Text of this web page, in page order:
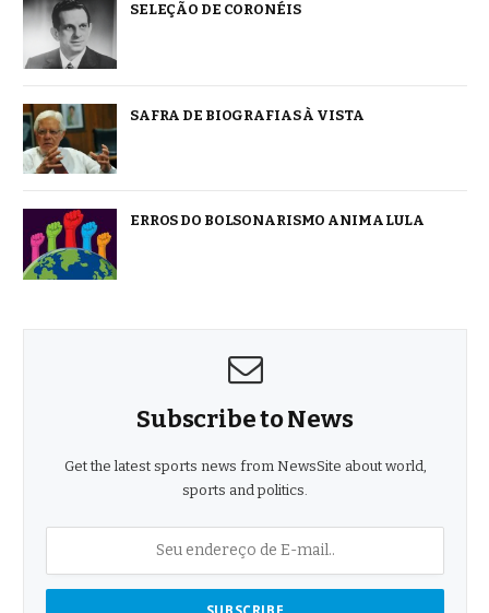
SELEÇÃO DE CORONÉIS
SAFRA DE BIOGRAFIAS À VISTA
ERROS DO BOLSONARISMO ANIMA LULA
Subscribe to News
Get the latest sports news from NewsSite about world,
sports and politics.